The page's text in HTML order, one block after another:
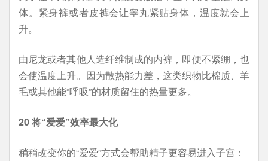
体。紧身裤或者皮裤会让睾丸紧贴身体，温度就会上
升。
由尼龙或者其他人造纤维制成的内裤，即便不紧绷，也
会使温度上升。因为散热能力差，这类织物比棉质、羊
毛或其他能“呼吸”的材质留住的热量更多。
20 将“爱爱”效率最大化
稍稍改变你的“爱爱”方式会帮助精子更容易进入子宫：